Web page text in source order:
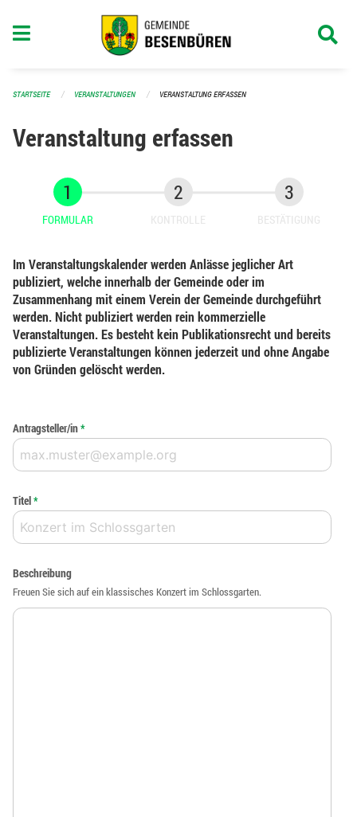
STARTSEITE VERANSTALTUNGEN VERANSTALTUNG ERFASSEN
Veranstaltung erfassen
FORMULAR KONTROLLE BESTÄTIGUNG
Im Veranstaltungskalender werden Anlässe jeglicher Art
publiziert, welche innerhalb der Gemeinde oder im
Zusammenhang mit einem Verein der Gemeinde durchgeführt
werden. Nicht publiziert werden rein kommerzielle
Veranstaltungen. Es besteht kein Publikationsrecht und bereits
publizierte Veranstaltungen können jederzeit und ohne Angabe
von Gründen gelöscht werden.
Antragsteller/in*
Titel*
Beschreibung
Freuen Sie sich auf ein klassisches Konzert im Schlossgarten.